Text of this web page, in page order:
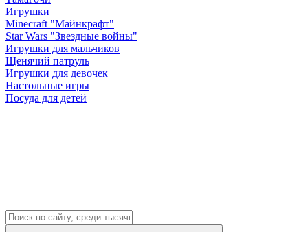
Игрушки
Minecraft "Майнкрафт"
Star Wars "Звездные войны"
Игрушки для мальчиков
Щенячий патруль
Игрушки для девочек
Настольные игры
Посуда для детей